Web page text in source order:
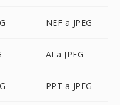
NEF a JPEG
AI a JPEG
PPT a JPEG